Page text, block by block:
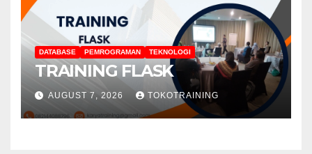
DATABASE PEMROGRAMAN TEKNOLOGI
TRAINING FLASK
AUGUST 7, 2026 TOKOTRAINING